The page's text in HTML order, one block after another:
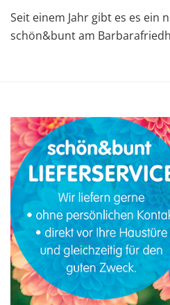
Seit einem Jahr gibt es es ein
schön&bunt am